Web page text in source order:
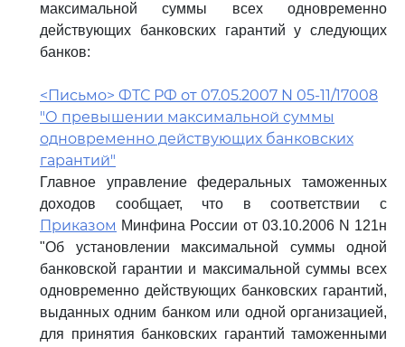
максимальной суммы всех одновременно
действующих банковских гарантий у следующих
банков:
<Письмо> ФТС РФ от 07.05.2007 N 05-11/17008
"О превышении максимальной суммы
одновременно действующих банковских
гарантий"
Главное управление федеральных таможенных
доходов сообщает, что в соответствии с
Приказом Минфина России от 03.10.2006 N 121н
"Об установлении максимальной суммы одной
банковской гарантии и максимальной суммы всех
одновременно действующих банковских гарантий,
выданных одним банком или одной организацией,
для принятия банковских гарантий таможенными